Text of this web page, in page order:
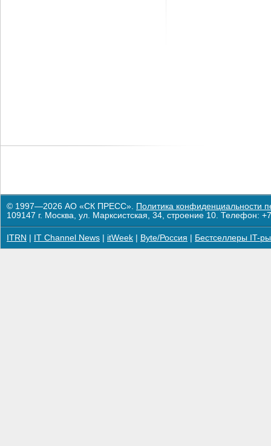
© 1997—2026 АО «СК ПРЕСС». Политика конфиденциальности
109147 г. Москва, ул. Марксистская, 34, строение 10. Телефон:
ITRN IT Channel News itWeek Byte/Россия Бестселлеры IT-